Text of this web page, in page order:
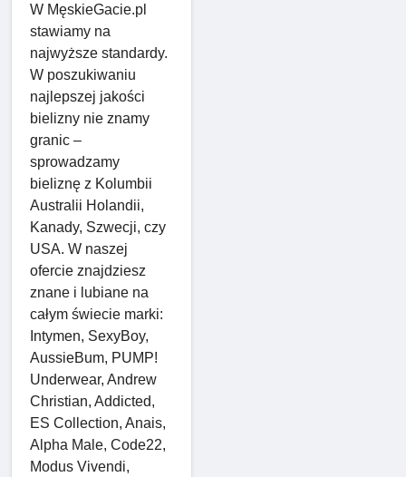
W MęskieGacie.pl
stawiamy na
najwyższe standardy.
W poszukiwaniu
najlepszej jakości
bielizny nie znamy
granic –
sprowadzamy
bieliznę z Kolumbii
Australii Holandii,
Kanady, Szwecji, czy
USA. W naszej
ofercie znajdziesz
znane i lubiane na
całym świecie marki:
Intymen, SexyBoy,
AussieBum, PUMP!
Underwear, Andrew
Christian, Addicted,
ES Collection, Anais,
Alpha Male, Code22,
Modus Vivendi,